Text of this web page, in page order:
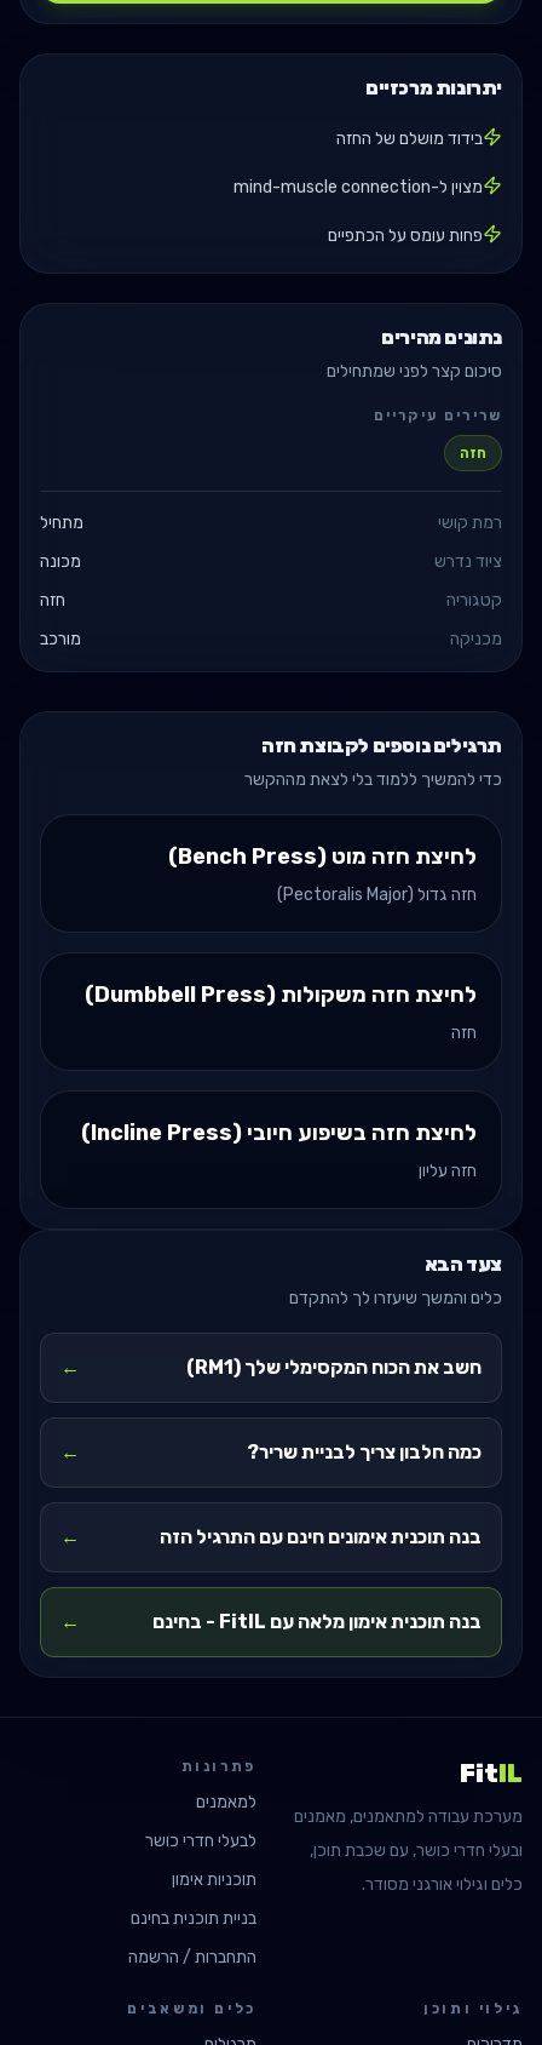
יתרונות מרכזיים
בידוד מושלם של החזה
מצוין ל-mind-muscle connection
פחות עומס על הכתפיים
נתונים מהירים
סיכום קצר לפני שמתחילים
שרירים עיקריים
חזה
רמת קושי
מתחיל
ציוד נדרש
מכונה
קטגוריה
חזה
מכניקה
מורכב
תרגילים נוספים לקבוצת חזה
כדי להמשיך ללמוד בלי לצאת מההקשר
לחיצת חזה מוט (Bench Press)
חזה גדול (Pectoralis Major)
לחיצת חזה משקולות (Dumbbell Press)
חזה
לחיצת חזה בשיפוע חיובי (Incline Press)
חזה עליון
צעד הבא
כלים והמשך שיעזרו לך להתקדם
חשב את הכוח המקסימלי שלך (RM1) ←
כמה חלבון צריך לבניית שריר? ←
בנה תוכנית אימונים חינם עם התרגיל הזה ←
בנה תוכנית אימון מלאה עם FitIL - בחינם ←
FitIL
מערכת עבודה למתאמנים, מאמנים
ובעלי חדרי כושר, עם שכבת תוכן,
כלים וגילוי אורגני מסודר.
פתרונות
למאמנים
לבעלי חדרי כושר
תוכניות אימון
בניית תוכנית בחינם
התחברות / הרשמה
גילוי ותוכן כלים ומשאבים